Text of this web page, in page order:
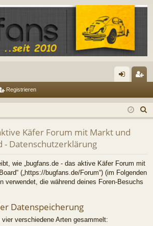
m
el
de
ist
rie
Registrieren
u
Käfer Forum mit Markt und
- Datenschutzerklärung
wie „bugfans.de - das aktive Käfer Forum mit
(„https://bugfans.de/Forum“) (im Folgenden
verwendet, die während deines Foren-Besuchs
Datenspeicherung
vier verschiedene Arten gesammelt: